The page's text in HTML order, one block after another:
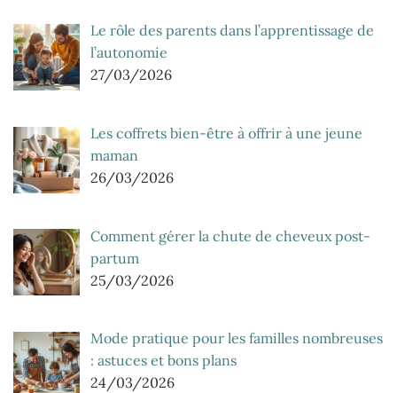
Le rôle des parents dans l’apprentissage de
l’autonomie
27/03/2026
Les coffrets bien-être à offrir à une jeune
maman
26/03/2026
Comment gérer la chute de cheveux post-
partum
25/03/2026
Mode pratique pour les familles nombreuses
: astuces et bons plans
24/03/2026